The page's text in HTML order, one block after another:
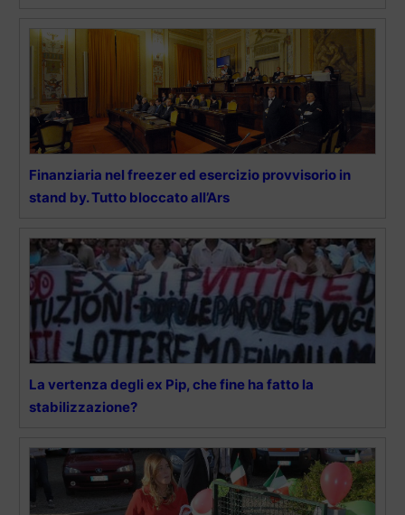
Finanziaria nel freezer ed esercizio provvisorio in
stand by. Tutto bloccato all’Ars
La vertenza degli ex Pip, che fine ha fatto la
stabilizzazione?